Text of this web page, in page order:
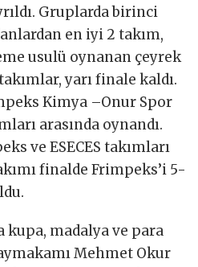
Gruplarda birinci
en iyi 2 takım,
usulü oynanan çeyrek
yarı finale kaldı.
Kimya –Onur Spor
arasında oynandı.
ve ESECES takımları
finalde Frimpeks’i 5-
kupa, madalya ve para
Mehmet Okur